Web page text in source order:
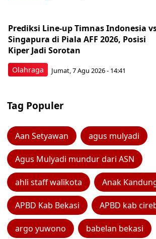
Olahraga
Prediksi Line-up Timnas Indonesia
Singapura di Piala AFF 2026, Posisi
Kiper Jadi Sorotan
Jumat, 7 Agu 2026 - 14:41
Tag Populer
Aan Setyawan agus mulyadi
Agus Mulyadi mundur dari ASN
ahli staff walikota Anak
APBD Kab Bekasi APBD kab
argo yuwono babelan bekasi